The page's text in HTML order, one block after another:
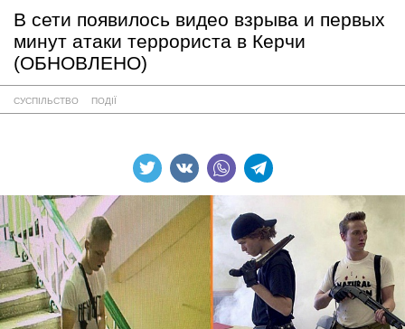
В сети появилось видео взрыва и первых
минут атаки террориста в Керчи
(ОБНОВЛЕНО)
СУСПІЛЬСТВО ПОДІЇ